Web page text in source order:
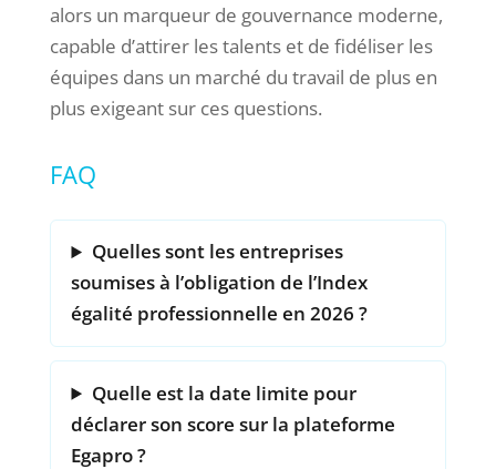
alors un marqueur de gouvernance moderne,
capable d’attirer les talents et de fidéliser les
équipes dans un marché du travail de plus en
plus exigeant sur ces questions.
FAQ
Quelles sont les entreprises
soumises à l’obligation de l’Index
égalité professionnelle en 2026 ?
Quelle est la date limite pour
déclarer son score sur la plateforme
Egapro ?